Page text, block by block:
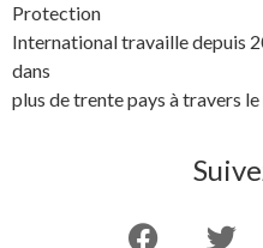
Protection
International travaille depuis
dans
plus de trente pays à travers